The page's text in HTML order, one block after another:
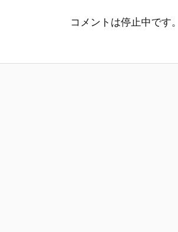
コメントは停止中です。